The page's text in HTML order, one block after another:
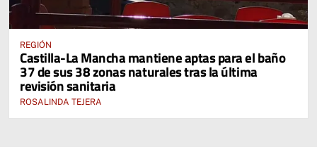
REGIÓN
Castilla-La Mancha mantiene aptas para el baño
37 de sus 38 zonas naturales tras la última
revisión sanitaria
ROSALINDA TEJERA